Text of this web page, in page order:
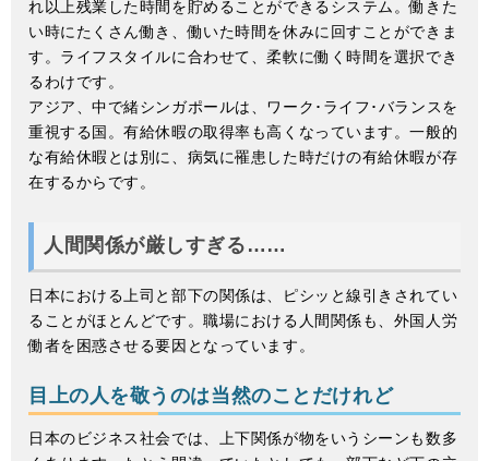
れ以上残業した時間を貯めることができるシステム。働きた
い時にたくさん働き、働いた時間を休みに回すことができま
す。ライフスタイルに合わせて、柔軟に働く時間を選択でき
るわけです。
アジア、中で緒シンガポールは、ワーク･ライフ･バランスを
重視する国。有給休暇の取得率も高くなっています。一般的
な有給休暇とは別に、病気に罹患した時だけの有給休暇が存
在するからです。
人間関係が厳しすぎる……
日本における上司と部下の関係は、ピシッと線引きされてい
ることがほとんどです。職場における人間関係も、外国人労
働者を困惑させる要因となっています。
目上の人を敬うのは当然のことだけれど
日本のビジネス社会では、上下関係が物をいうシーンも数多